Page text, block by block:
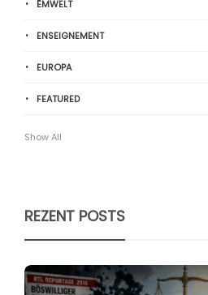
ËMWELT
ENSEIGNEMENT
EUROPA
FEATURED
Show All
REZENT POSTS